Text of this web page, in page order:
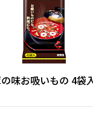
味お吸いもの 4袋